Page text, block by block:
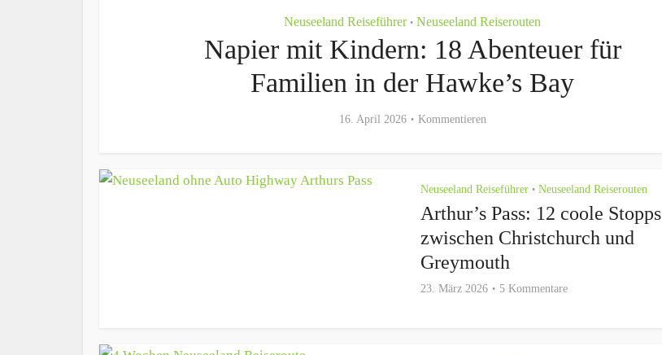
Neuseeland Reiseführer • Neuseeland Reiserouten
Napier mit Kindern: 18 Abenteuer für
Familien in der Hawke’s Bay
16. April 2026 Kommentieren
Neuseeland Reiseführer • Neuseeland Reiserouten
Arthur’s Pass: 12 coole Stopps
zwischen Christchurch und
Greymouth
23. März 2026 5 Kommentare